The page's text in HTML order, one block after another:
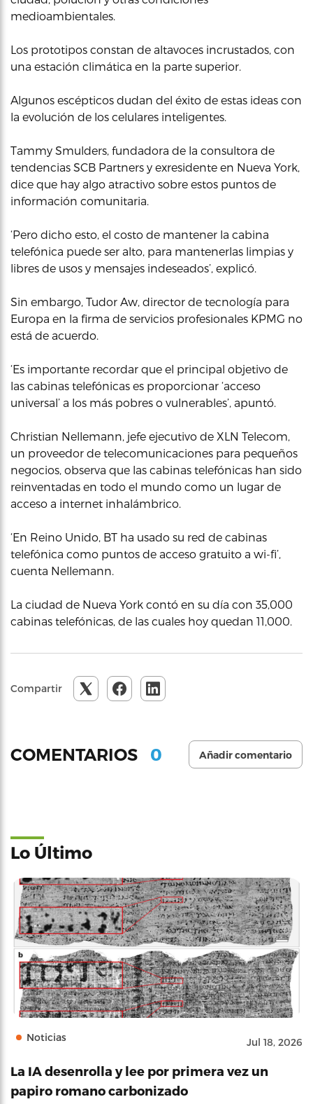
medioambientales.
Los prototipos constan de altavoces incrustados, con
una estación climática en la parte superior.
Algunos escépticos dudan del éxito de estas ideas con
la evolución de los celulares inteligentes.
Tammy Smulders, fundadora de la consultora de
tendencias SCB Partners y exresidente en Nueva York,
dice que hay algo atractivo sobre estos puntos de
información comunitaria.
‘Pero dicho esto, el costo de mantener la cabina
telefónica puede ser alto, para mantenerlas limpias y
libres de usos y mensajes indeseados’, explicó.
Sin embargo, Tudor Aw, director de tecnología para
Europa en la firma de servicios profesionales KPMG no
está de acuerdo.
‘Es importante recordar que el principal objetivo de
las cabinas telefónicas es proporcionar ‘acceso
universal’ a los más pobres o vulnerables’, apuntó.
Christian Nellemann, jefe ejecutivo de XLN Telecom,
un proveedor de telecomunicaciones para pequeños
negocios, observa que las cabinas telefónicas han sido
reinventadas en todo el mundo como un lugar de
acceso a internet inhalámbrico.
‘En Reino Unido, BT ha usado su red de cabinas
telefónica como puntos de acceso gratuito a wi-fi’,
cuenta Nellemann.
La ciudad de Nueva York contó en su día con 35,000
cabinas telefónicas, de las cuales hoy quedan 11,000.
Compartir
COMENTARIOS 0 Añadir comentario
Lo Último
Noticias Jul 18, 2026
La IA desenrolla y lee por primera vez un
papiro romano carbonizado